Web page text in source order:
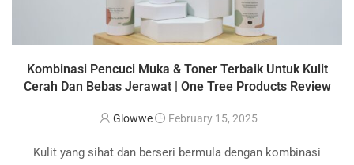
Kombinasi Pencuci Muka & Toner Terbaik Untuk Kulit
Cerah Dan Bebas Jerawat | One Tree Products Review
Glowwe February 15, 2025
Kulit yang sihat dan berseri bermula dengan kombinasi